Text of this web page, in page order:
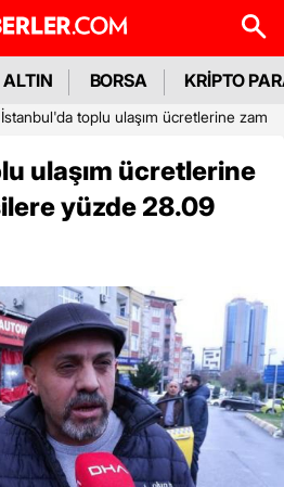
ALTIN BORSA KRİPTO
İstanbul'da toplu ulaşım ücretlerine zam
ulaşım ücretlerine
yüzde 28.09